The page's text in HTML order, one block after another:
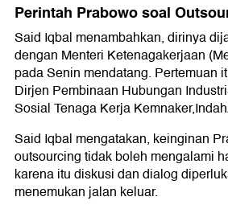
Perintah Prabowo soal
Said Iqbal menambahkan, dirinya
dengan Menteri Ketenagakerjaan
pada Senin mendatang. Pertemuan
Dirjen Pembinaan Hubungan
Sosial Tenaga Kerja
Said Iqbal mengatakan, keinginan
outsourcing tidak boleh mengalami
karena itu diskusi dan dialog
menemukan jalan keluar.